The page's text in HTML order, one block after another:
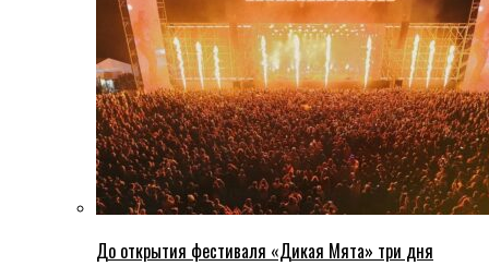
До открытия фестиваля «Дикая Мята» три дня